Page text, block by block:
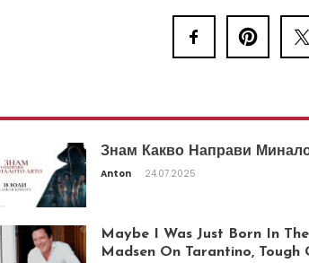
Знам Какво Направи
Anton 24.07.2025
Maybe I Was Just Born In
Madsen On Tarantino, Tough